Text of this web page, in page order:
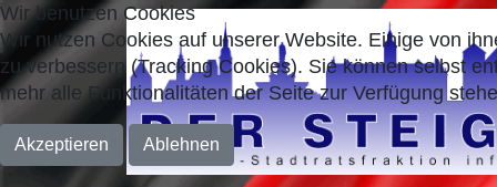
Wir benutzen Cookies
Wir nutzen Cookies auf unserer Website. Einige von
zu verbessern (Tracking Cookies). Sie können selbst
mehr alle Funktionalitäten der Seite zur Verfügung
Akzeptieren Ablehnen